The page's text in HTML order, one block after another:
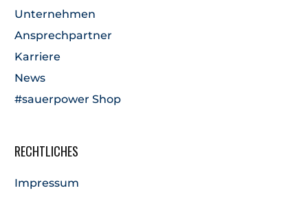
Unternehmen
Ansprechpartner
Karriere
News
#sauerpower Shop
RECHTLICHES
Impressum